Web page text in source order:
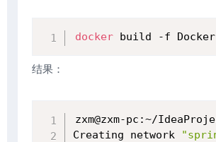
docker build -f
结果：
zxm@zxm-pc:~/
Creating network